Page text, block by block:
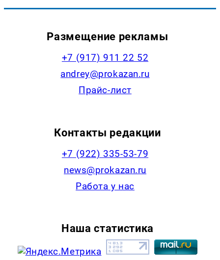
Размещение рекламы
+7 (917) 911 22 52
andrey@prokazan.ru
Прайс-лист
Контакты редакции
+7 (922) 335-53-79
news@prokazan.ru
Работа у нас
Наша статистика